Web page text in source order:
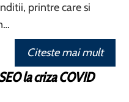
printre care si
Citeste mai mult
la criza COVID